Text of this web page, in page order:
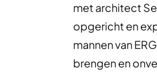
met architect
opgericht en
mannen van
brengen en